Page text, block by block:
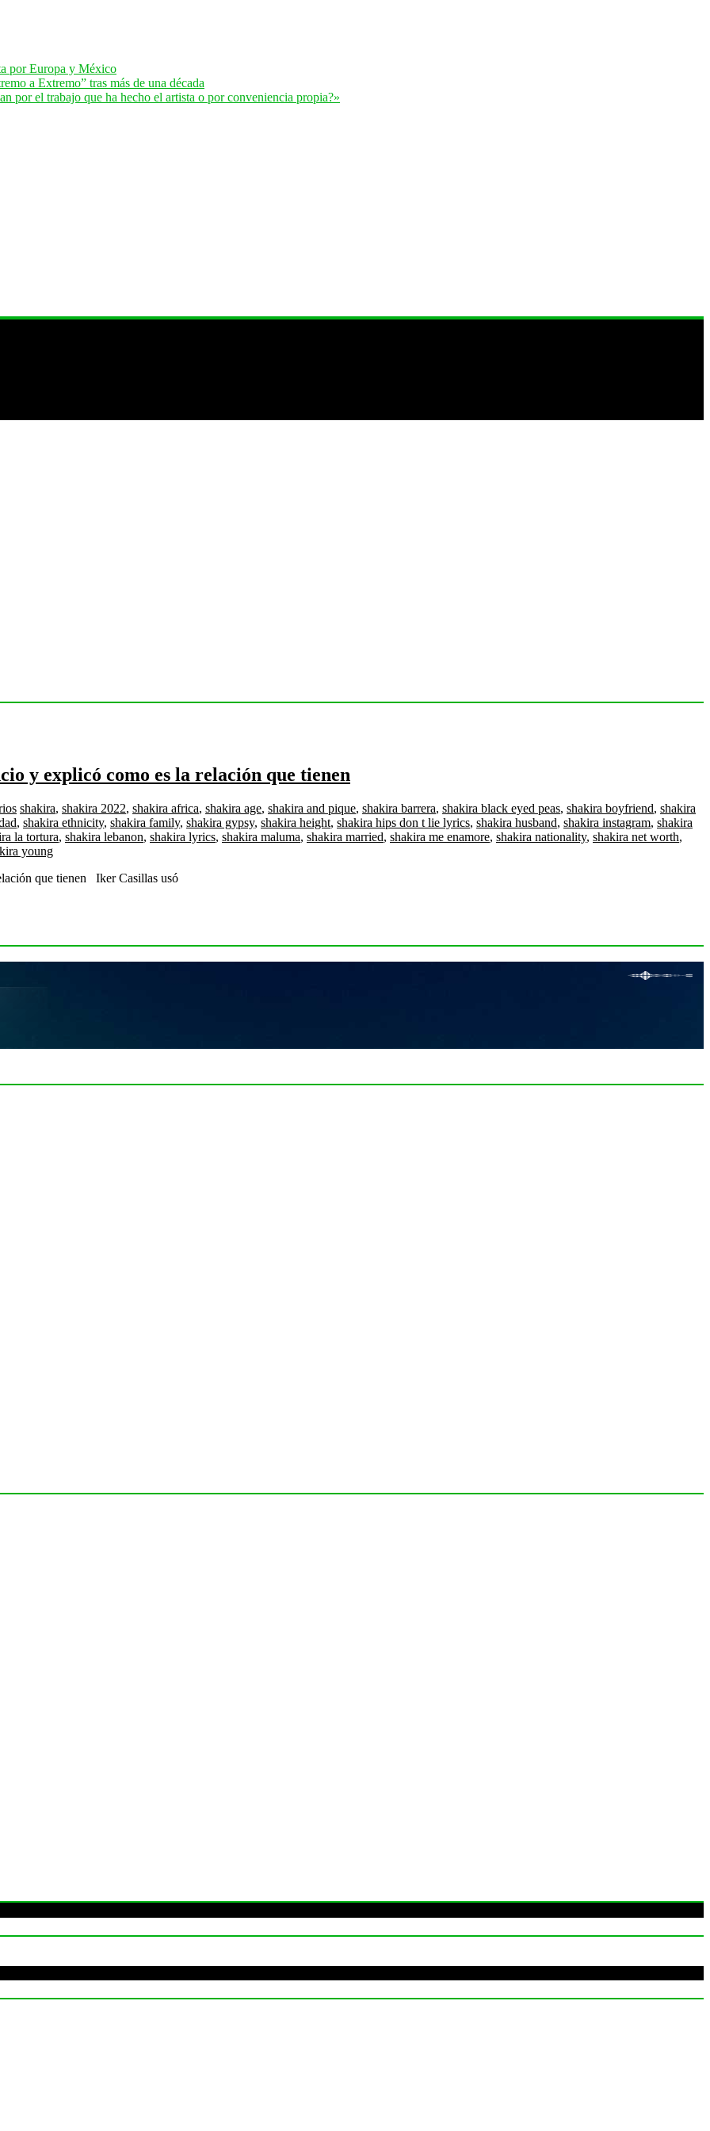
por Europa y México
a Extremo” tras más de una década
por el trabajo que ha hecho el artista o por conveniencia propia?»
y explicó como es la relación que tienen
shakira, shakira 2022, shakira africa, shakira age, shakira and pique, shakira barrera, shakira black eyed peas, shakira boyfriend, shakira
, shakira ethnicity, shakira family, shakira gypsy, shakira height, shakira hips don t lie lyrics, shakira husband, shakira instagram, shakira
la tortura, shakira lebanon, shakira lyrics, shakira maluma, shakira married, shakira me enamore, shakira nationality, shakira net worth,
young
que tienen Iker Casillas usó